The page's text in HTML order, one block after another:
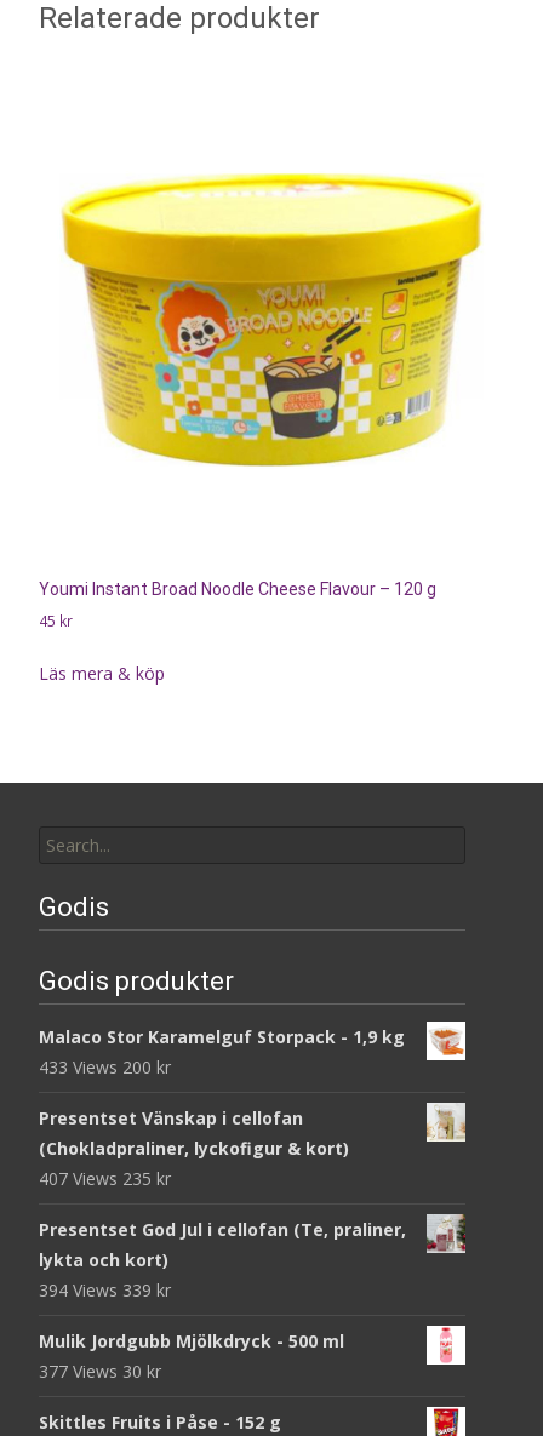
Relaterade produkter
Youmi Instant Broad Noodle Cheese Flavour – 120 g
45 kr
Läs mera & köp
for:
Godis
Godis produkter
Malaco Stor Karamelguf Storpack - 1,9 kg
433 Views 200 kr
Presentset Vänskap i cellofan
(Chokladpraliner, lyckofigur & kort)
407 Views 235 kr
Presentset God Jul i cellofan (Te, praliner,
lykta och kort)
394 Views 339 kr
Mulik Jordgubb Mjölkdryck - 500 ml
377 Views 30 kr
Skittles Fruits i Påse - 152 g